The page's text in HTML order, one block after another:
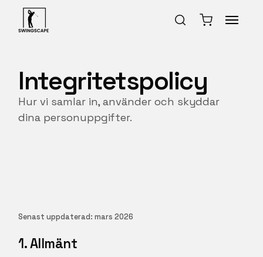
Integritetspolicy
Hur vi samlar in, använder och skyddar
dina personuppgifter.
Senast uppdaterad: mars 2026
1. Allmänt